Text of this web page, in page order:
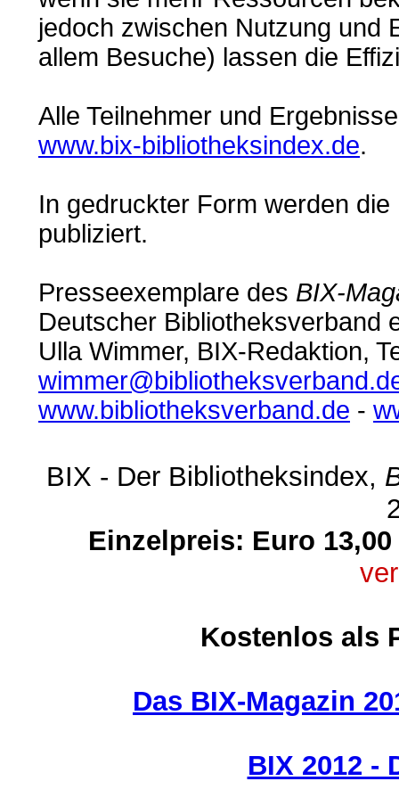
jedoch zwischen Nutzung und
allem Besuche) lassen die
Alle Teilnehmer und
www.bix-bibliotheksindex.de.
In gedruckter Form werden
publiziert.
Presseexemplare des BIX-
Deutscher Bibliotheksverband
Ulla Wimmer, BIX-Redaktion,
www.bibliotheksverband.de -
BIX - Der Bibliotheksindex,
Einzelpreis: Euro 13,00
Kostenlos als
Das BIX-Magazin
BIX 2012 -